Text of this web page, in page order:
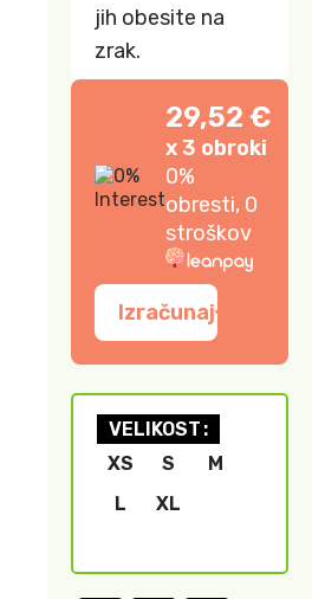
jih obesite na
zrak.
29,52 €
x 3 obroki
0%
obresti, 0
stroškov
Izračunaj
VELIKOST
XS
S
M
L
XL